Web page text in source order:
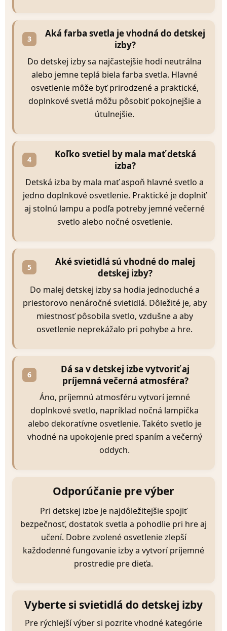
3
Aká farba svetla je vhodná do detskej
izby?
Do detskej izby sa najčastejšie hodí neutrálna
alebo jemne teplá biela farba svetla. Hlavné
osvetlenie môže byť prirodzené a praktické,
doplnkové svetlá môžu pôsobiť pokojnejšie a
útulnejšie.
4
Koľko svetiel by mala mať detská
izba?
Detská izba by mala mať aspoň hlavné svetlo a
jedno doplnkové osvetlenie. Praktické je doplniť
aj stolnú lampu a podľa potreby jemné večerné
svetlo alebo nočné osvetlenie.
5
Aké svietidlá sú vhodné do malej
detskej izby?
Do malej detskej izby sa hodia jednoduché a
priestorovo nenáročné svietidlá. Dôležité je, aby
miestnosť pôsobila svetlo, vzdušne a aby
osvetlenie neprekážalo pri pohybe a hre.
6
Dá sa v detskej izbe vytvoriť aj
príjemná večerná atmosféra?
Áno, príjemnú atmosféru vytvorí jemné
doplnkové svetlo, napríklad nočná lampička
alebo dekoratívne osvetlenie. Takéto svetlo je
vhodné na upokojenie pred spaním a večerný
oddych.
Odporúčanie pre výber
Pri detskej izbe je najdôležitejšie spojiť
bezpečnosť, dostatok svetla a pohodlie pri hre aj
učení. Dobre zvolené osvetlenie zlepší
každodenné fungovanie izby a vytvorí príjemné
prostredie pre dieťa.
Vyberte si svietidlá do detskej izby
Pre rýchlejší výber si pozrite vhodné kategórie